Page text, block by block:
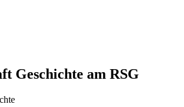
Geschichte am RSG